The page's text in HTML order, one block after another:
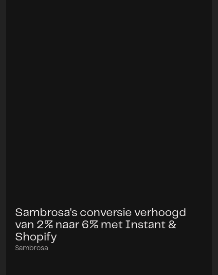
Project
Sambrosa's conversie verhoogd
van 2% naar 6% met Instant &
Shopify
Sambrosa